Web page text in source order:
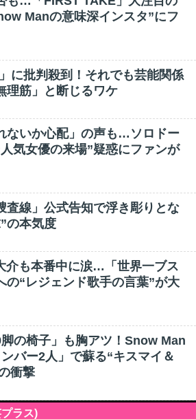
Manの意味深インスタ”にフ
に批判殺到！それでも芸能関係
理筋」と断じるワケ
ないか心配」の声も…ソロドー
気女優の来場”疑惑にファンが
査線」公式告知で浮き彫りとな
の本気度
介も本番中に涙…「世界一ブス
の“レジェンド歌手の言葉”が大
の椅子」も胸アツ！Snow Man
バー2人」で蘇る“キスマイ＆
衝撃
ラス)